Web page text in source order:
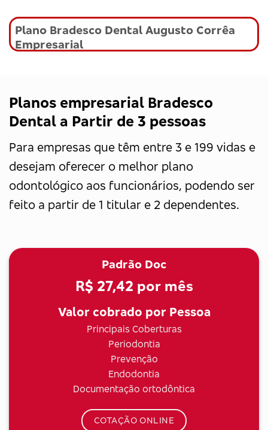
Plano Bradesco Dental Augusto Corrêa
Empresarial
Planos empresarial Bradesco
Dental a Partir de 3 pessoas
Para empresas que têm entre 3 e 199 vidas e
desejam oferecer o melhor plano
odontológico aos funcionários, podendo ser
feito a partir de 1 titular e 2 dependentes.
Padrão Doc
R$ 27,42 por mês
Valor cobrado por Pessoa
Principais Coberturas
Periodontia
Prevenção
Endodontia
Documentação ortodôntica
COTAÇÃO ONLINE